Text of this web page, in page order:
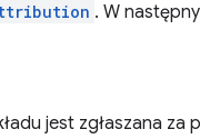
. W
jest zgłaszana za